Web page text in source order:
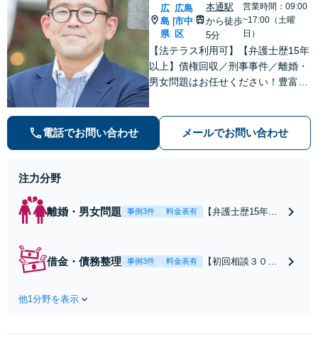
広
島
県
広島
市中
区
本通駅
から徒歩
5分
営業時間：09:00
~17:00（土曜
日）
【法テラス利用可】【弁護士歴15年
以上】債権回収／刑事事件／離婚・
男女問題はお任せください！豊富な
【子連れ相談】【完全個室相談】
【休日・夜間対応可】【本通駅5
電話でお問い合わせ メールでお問い合わせ
注力分野
離婚・男女問題 事例3件 料金表有
【弁護士歴15年以
家や住宅ローンを
借金・債務整理 事例3件 料金表有
【初回相談３０分
はまずご相談くだ
他1分野を表示